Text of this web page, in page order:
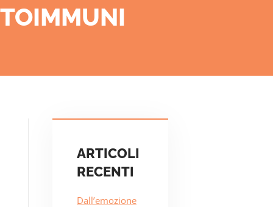
ARTICOLI
RECENTI
Dall’emozione